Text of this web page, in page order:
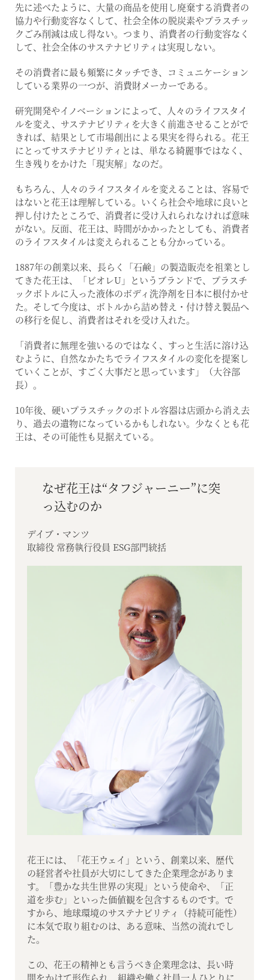
先に述べたように、大量の商品を使用し廃棄する消費者の
協力や行動変容なくして、社会全体の脱炭素やプラスチッ
クごみ削減は成し得ない。つまり、消費者の行動変容なく
して、社会全体のサステナビリティは実現しない。
その消費者に最も頻繁にタッチでき、コミュニケーション
している業界の一つが、消費財メーカーである。
研究開発やイノベーションによって、人々のライフスタイ
ルを変え、サステナビリティを大きく前進させることがで
きれば、結果として市場創出による果実を得られる。花王
にとってサステナビリティとは、単なる綺麗事ではなく、
生き残りをかけた「現実解」なのだ。
もちろん、人々のライフスタイルを変えることは、容易で
はないと花王は理解している。いくら社会や地球に良いと
押し付けたところで、消費者に受け入れられなければ意味
がない。反面、花王は、時間がかかったとしても、消費者
のライフスタイルは変えられることも分かっている。
1887年の創業以来、長らく「石鹸」の製造販売を祖業とし
てきた花王は、「ビオレU」というブランドで、プラスチ
ックボトルに入った液体のボディ洗浄剤を日本に根付かせ
た。そして今度は、ボトルから詰め替え・付け替え製品へ
の移行を促し、消費者はそれを受け入れた。
「消費者に無理を強いるのではなく、すっと生活に溶け込
むように、自然なかたちでライフスタイルの変化を提案し
ていくことが、すごく大事だと思っています」（大谷部
長）。
10年後、硬いプラスチックのボトル容器は店頭から消え去
り、過去の遺物になっているかもしれない。少なくとも花
王は、その可能性も見据えている。
なぜ花王は“タフジャーニー”に突
っ込むのか
デイブ・マンツ
取締役 常務執行役員 ESG部門統括
花王には、「花王ウェイ」という、創業以来、歴代
の経営者や社員が大切にしてきた企業理念がありま
す。「豊かな共生世界の実現」という使命や、「正
道を歩む」といった価値観を包含するものです。で
すから、地球環境のサステナビリティ（持続可能性）
に本気で取り組むのは、ある意味、当然の流れでし
た。
この、花王の精神とも言うべき企業理念は、長い時
間をかけて形作られ、組織や働く社員一人ひとりに